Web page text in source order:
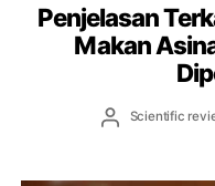
Penjelasan
Makan
PostScientific